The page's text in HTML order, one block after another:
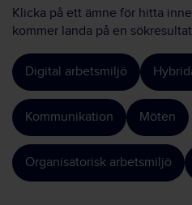
Klicka på ett ämne för hitta
kommer landa på en
Digital arbetsmiljö
Kommunikation Möten
Organisatorisk arbetsmiljö